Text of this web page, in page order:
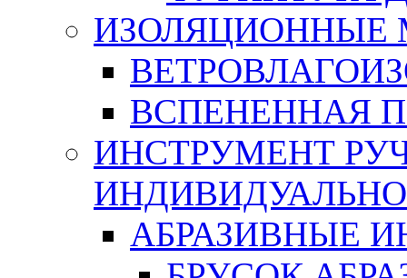
ИЗОЛЯЦИОННЫЕ
ВСПЕНЕННАЯ
ИНСТРУМЕНТ
АБРАЗИВНЫЕ